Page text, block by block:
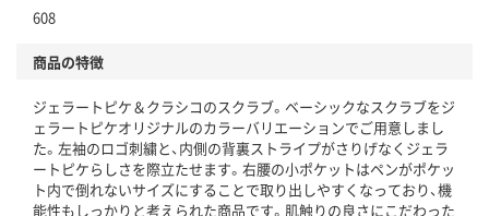
608
商品の特徴
ジェラートピケ＆クラシコのスクラブ。ベーシックなスクラブをジ
ェラートピケオリジナルのカラーバリエーションでご用意しまし
た。左袖のロゴ刺繍と、内側の背裏ストライプがさりげなくジェラ
ートピケらしさを際立たせます。右腰の小ポケットはペンがポケッ
ト内で倒れないサイズにすることで取り出しやすくなっており、機
能性もしっかりと考えられた商品です。肌触りの良さにこだわった